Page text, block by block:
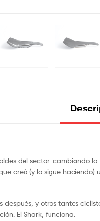
del sector, cambiando
creó (y lo sigue
después, y otros tantos
El Shark, funciona.